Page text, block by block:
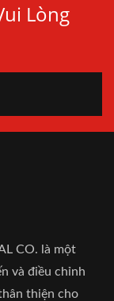
Lòng
CO. là một
và điều chỉnh
thiện cho